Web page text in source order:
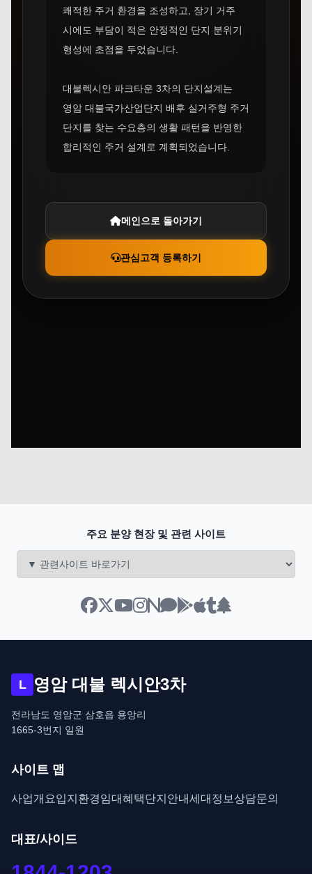
쾌적한 주거 환경을 조성하고, 장기 거주
시에도 부담이 적은 안정적인 단지 분위기
형성에 초점을 두었습니다.
대불렉시안 파크타운 3차의 단지설계는
영암 대불국가산업단지 배후 실거주형 주거
단지를 찾는 수요층의 생활 패턴을 반영한
합리적인 주거 설계로 계획되었습니다.
메인으로 돌아가기
관심고객 등록하기
주요 분양 현장 및 관련 사이트
L 영암 대불 렉시안3차
전라남도 영암군 삼호읍 용앙리
1665-3번지 일원
사이트 맵
사업개요입지환경임대혜택단지안내세대정보 상담문의
대표/사이드